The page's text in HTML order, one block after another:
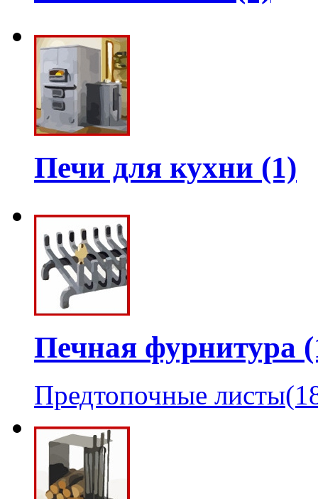
Печи для кухни (1)
Печная фурнитура
Предтопочные